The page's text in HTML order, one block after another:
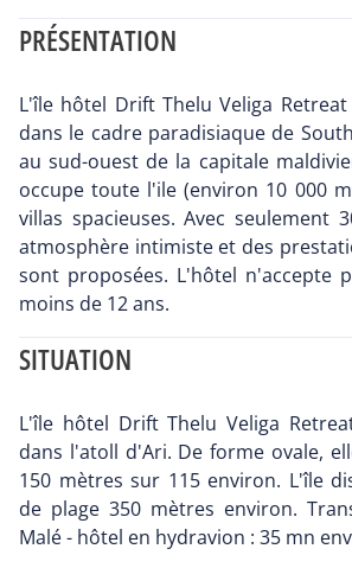
PRÉSENTATION
L'île hôtel Drift Thelu Veliga
dans le cadre paradisiaque de
au sud-ouest de la capitale
occupe toute l'ile (environ 10 000
villas spacieuses. Avec seulement
atmosphère intimiste et des
sont proposées. L'hôtel n'accepte
moins de 12 ans.
SITUATION
L'île hôtel Drift Thelu Veliga
dans l'atoll d'Ari. De forme ovale,
150 mètres sur 115 environ. L'île
de plage 350 mètres environ.
Malé - hôtel en hydravion : 35 mn